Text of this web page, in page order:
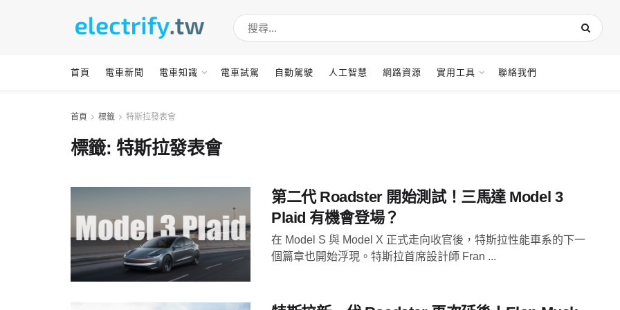
首頁 電車新聞 電車知識 電車試駕 自動駕駛 人工智慧 網路資源 實用工具 聯絡我們
首頁 標籤 特斯拉發表會
標籤: 特斯拉發表會
第二代 Roadster 開始測試！三馬達 Model 3
Plaid 有機會登場？
在 Model S 與 Model X 正式走向收官後，特斯拉性能車系的下一
個篇章也開始浮現。特斯拉首席設計師 Fran ...